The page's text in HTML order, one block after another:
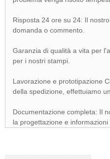
Risposta 24 ore su 24: Il
domanda o commento.
Garanzia di qualità a vita per
per i nostri stampi.
Lavorazione e prototipazione
della spedizione, effettuiamo
Documentazione completa: Il
la progettazione e